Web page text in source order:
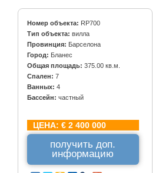
Номер объекта: RP700
Тип объекта: вилла
Провинция: Барселона
Город: Бланес
Общая площадь: 375.00 кв.м.
Спален: 7
Ванных: 4
Бассейн: частный
ЦЕНА: € 2 400 000
получить доп.
информацию